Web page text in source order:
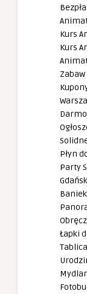
Kurs
Kurs
Zabaw
Płyn
Party
Gdańsk
Baniek
Łapki
Tablica